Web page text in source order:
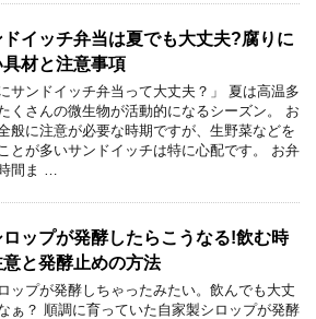
イッチ弁当は夏でも大丈夫?腐りに
具材と注意事項
にサンドイッチ弁当って大丈夫？」 夏は高温多
くさんの微生物が活動的になるシーズン。 お
般に注意が必要な時期ですが、生野菜などを
とが多いサンドイッチは特に心配です。 お弁
間ま …
ップが発酵したらこうなる!飲む時
と発酵止めの方法
ップが発酵しちゃったみたい。飲んでも大丈
ぁ？ 順調に育っていた自家製シロップが発酵